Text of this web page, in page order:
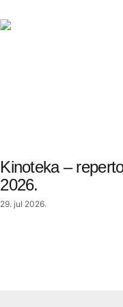
Kinoteka –
2026.
29. jul 2026.